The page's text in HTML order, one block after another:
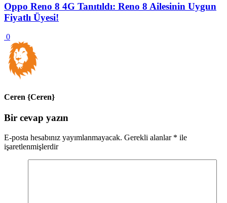
Oppo Reno 8 4G Tanıtıldı: Reno 8 Ailesinin Uygun
Fiyatlı Üyesi!
0
Ceren {Ceren}
Bir cevap yazın
E-posta hesabınız yayımlanmayacak. Gerekli alanlar * ile
işaretlenmişlerdir